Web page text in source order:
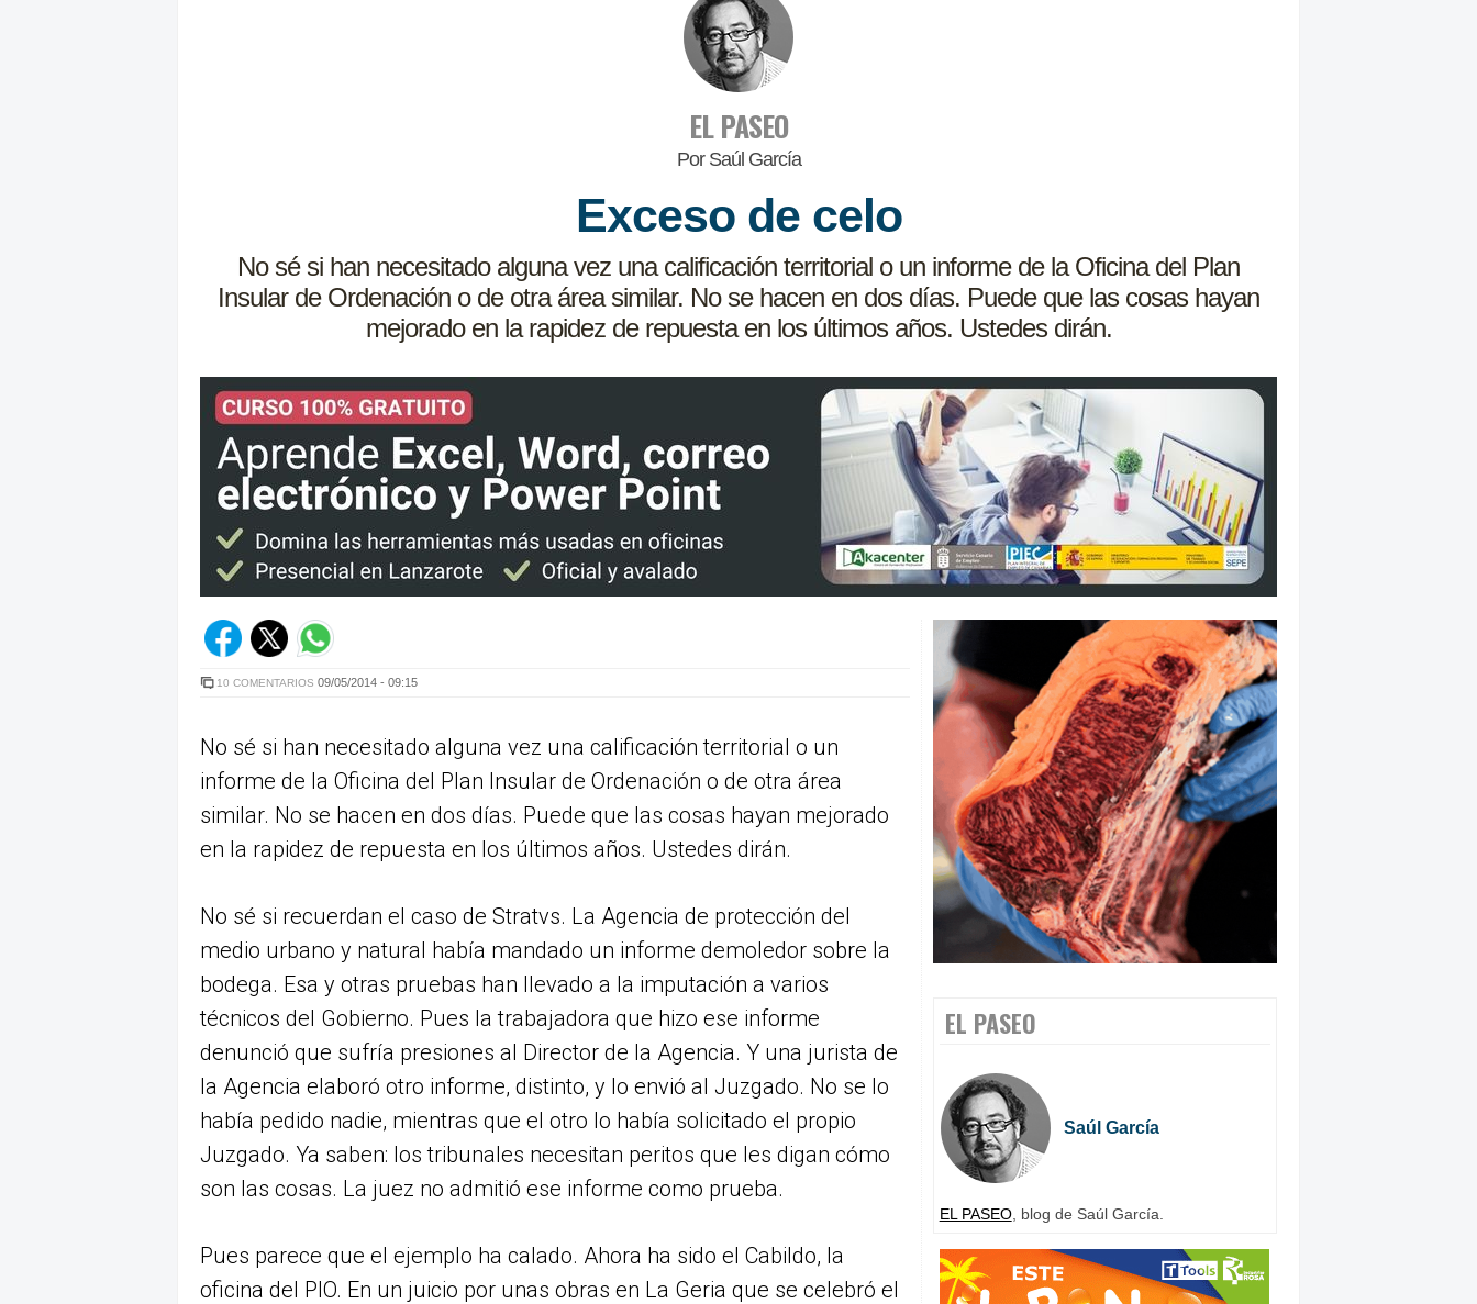
EL PASEO
Por Saúl García
Exceso de celo
No sé si han necesitado alguna vez una calificación territorial o un informe de la Oficina del Plan
Insular de Ordenación o de otra área similar. No se hacen en dos días. Puede que las cosas hayan
mejorado en la rapidez de repuesta en los últimos años. Ustedes dirán.
10 COMENTARIOS 09/05/2014 - 09:15
No sé si han necesitado alguna vez una calificación territorial o un
informe de la Oficina del Plan Insular de Ordenación o de otra área
similar. No se hacen en dos días. Puede que las cosas hayan mejorado
en la rapidez de repuesta en los últimos años. Ustedes dirán.
No sé si recuerdan el caso de Stratvs. La Agencia de protección del
medio urbano y natural había mandado un informe demoledor sobre la
bodega. Esa y otras pruebas han llevado a la imputación a varios
técnicos del Gobierno. Pues la trabajadora que hizo ese informe
denunció que sufría presiones al Director de la Agencia. Y una jurista de
la Agencia elaboró otro informe, distinto, y lo envió al Juzgado. No se lo
había pedido nadie, mientras que el otro lo había solicitado el propio
Juzgado. Ya saben: los tribunales necesitan peritos que les digan cómo
son las cosas. La juez no admitió ese informe como prueba.
Pues parece que el ejemplo ha calado. Ahora ha sido el Cabildo, la
oficina del PIO. En un juicio por unas obras en La Geria que se celebró el
EL PASEO
Saúl García
EL PASEO, blog de Saúl García.